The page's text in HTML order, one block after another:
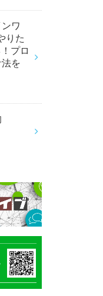
ワ
りた
プロ
を